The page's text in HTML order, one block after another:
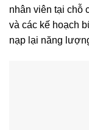
nhân viên tại chỗ
và các kế hoạch
nạp lại năng